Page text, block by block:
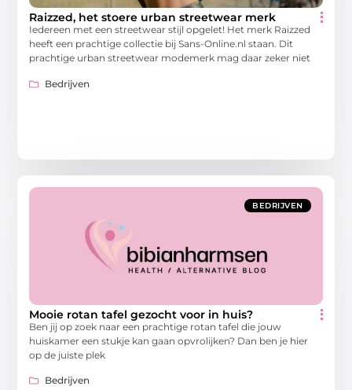
Raizzed, het stoere urban streetwear merk
Iedereen met een streetwear stijl opgelet! Het merk Raizzed
heeft een prachtige collectie bij Sans-Online.nl staan. Dit
prachtige urban streetwear modemerk mag daar zeker niet
Bedrijven
BEDRIJVEN
Mooie rotan tafel gezocht voor in huis?
Ben jij op zoek naar een prachtige rotan tafel die jouw
huiskamer een stukje kan gaan opvrolijken? Dan ben je hier
op de juiste plek
Bedrijven